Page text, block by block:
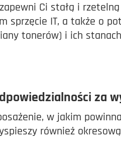
zapewni Ci stałą i
sprzęcie IT, a także o
tonerów) i ich
za
w jakim
również